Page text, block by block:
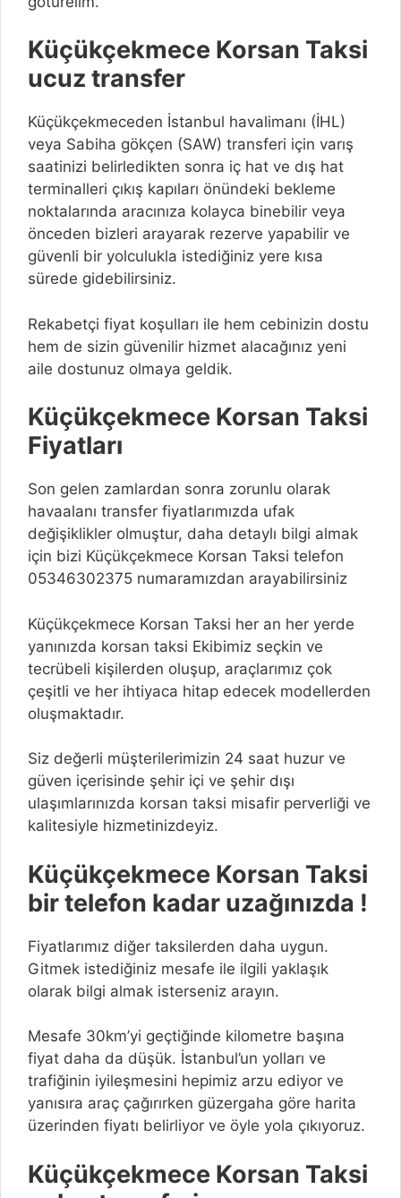
Küçükçekmece Korsan Taksi
ucuz transfer
Küçükçekmeceden İstanbul havalimanı (İHL)
veya Sabiha gökçen (SAW) transferi için varış
saatinizi belirledikten sonra iç hat ve dış hat
terminalleri çıkış kapıları önündeki bekleme
noktalarında aracınıza kolayca binebilir veya
önceden bizleri arayarak rezerve yapabilir ve
güvenli bir yolculukla istediğiniz yere kısa
sürede gidebilirsiniz.
Rekabetçi fiyat koşulları ile hem cebinizin dostu
hem de sizin güvenilir hizmet alacağınız yeni
aile dostunuz olmaya geldik.
Küçükçekmece Korsan Taksi
Fiyatları
Son gelen zamlardan sonra zorunlu olarak
havaalanı transfer fiyatlarımızda ufak
değişiklikler olmuştur, daha detaylı bilgi almak
için bizi Küçükçekmece Korsan Taksi telefon
05346302375 numaramızdan arayabilirsiniz
Küçükçekmece Korsan Taksi her an her yerde
yanınızda korsan taksi Ekibimiz seçkin ve
tecrübeli kişilerden oluşup, araçlarımız çok
çeşitli ve her ihtiyaca hitap edecek modellerden
oluşmaktadır.
Siz değerli müşterilerimizin 24 saat huzur ve
güven içerisinde şehir içi ve şehir dışı
ulaşımlarınızda korsan taksi misafir perverliği ve
kalitesiyle hizmetinizdeyiz.
Küçükçekmece Korsan Taksi
bir telefon kadar uzağınızda !
Fiyatlarımız diğer taksilerden daha uygun.
Gitmek istediğiniz mesafe ile ilgili yaklaşık
olarak bilgi almak isterseniz arayın.
Mesafe 30km’yi geçtiğinde kilometre başına
fiyat daha da düşük. İstanbul’un yolları ve
trafiğinin iyileşmesini hepimiz arzu ediyor ve
yanısıra araç çağırırken güzergaha göre harita
üzerinden fiyatı belirliyor ve öyle yola çıkıyoruz.
Küçükçekmece Korsan Taksi